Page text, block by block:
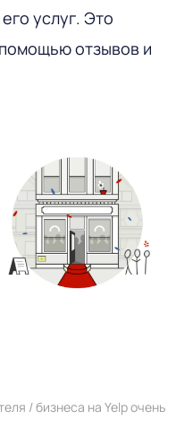
услуг. Это
отзывов и
/ бизнеса на Yelp очень